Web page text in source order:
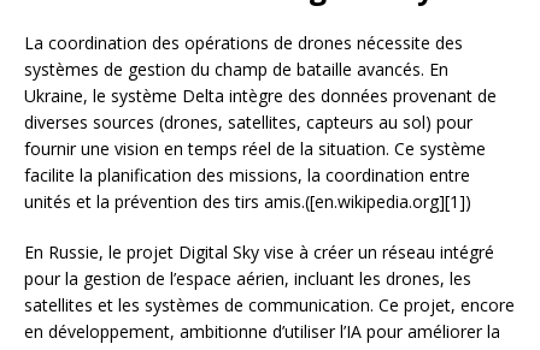
La coordination des opérations de drones nécessite des
systèmes de gestion du champ de bataille avancés. En
Ukraine, le système Delta intègre des données provenant de
diverses sources (drones, satellites, capteurs au sol) pour
fournir une vision en temps réel de la situation. Ce système
facilite la planification des missions, la coordination entre
unités et la prévention des tirs amis.([en.wikipedia.org][1])
En Russie, le projet Digital Sky vise à créer un réseau intégré
pour la gestion de l’espace aérien, incluant les drones, les
satellites et les systèmes de communication. Ce projet, encore
en développement, ambitionne d’utiliser l’IA pour améliorer la